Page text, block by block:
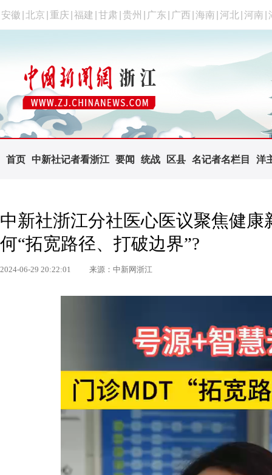
安徽 北京 重庆 福建 甘肃 贵州 广东 广西 海南 河北 河南
首页 中新社记者看浙江 要闻 统战 区县 名记者名栏目 洋
中新社浙江分社医心医议聚焦健
何“拓宽路径、打破边界”?
2024-06-29 20:22:01 来源：中新网浙江